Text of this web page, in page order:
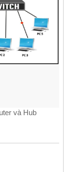
và Hub